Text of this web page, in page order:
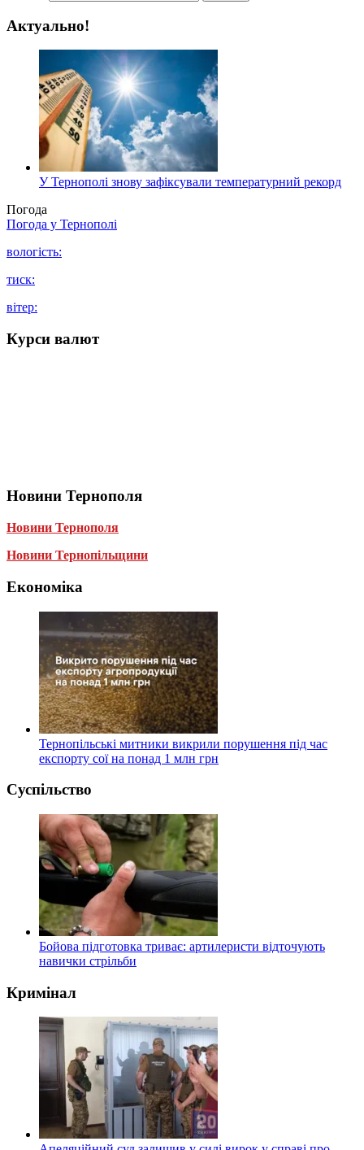
Актуально!
У Тернополі знову зафіксували температурний рекорд
Погода
Погода у Тернополі
вологість:
тиск:
вітер:
Курси валют
Новини Тернополя
Новини Тернополя
Новини Тернопільщини
Економіка
Тернопільські митники викрили порушення під час
експорту сої на понад 1 млн грн
Суспільство
Бойова підготовка триває: артилеристи відточують
навички стрільби
Кримінал